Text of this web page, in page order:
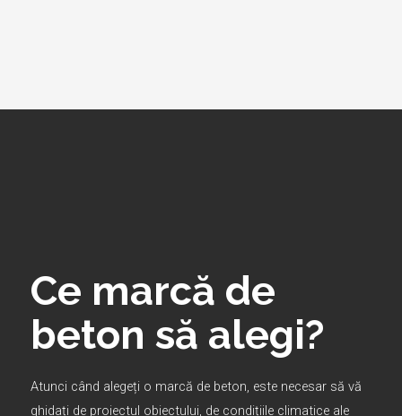
Ce marcă de
beton să alegi?
Atunci când alegeți o marcă de beton, este necesar să vă
ghidați de proiectul obiectului, de condițiile climatice ale